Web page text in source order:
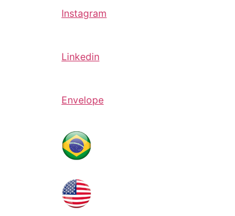
Instagram
Linkedin
Envelope